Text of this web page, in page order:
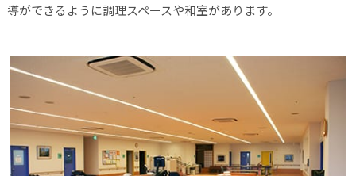
導ができるように調理スペースや和室があります。